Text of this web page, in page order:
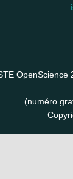
OpenScience
(numéro